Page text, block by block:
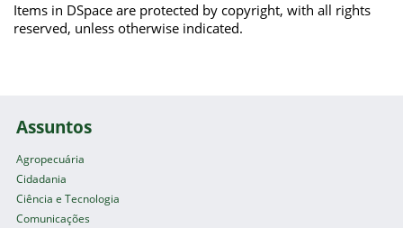
Items in DSpace are protected by copyright, with all rights
reserved, unless otherwise indicated.
Assuntos
Agropecuária
Cidadania
Ciência e Tecnologia
Comunicações